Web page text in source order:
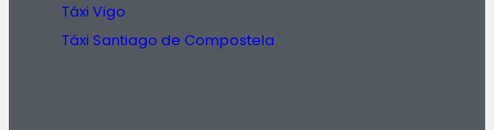
Táxi Vigo
Táxi Santiago de Compostela